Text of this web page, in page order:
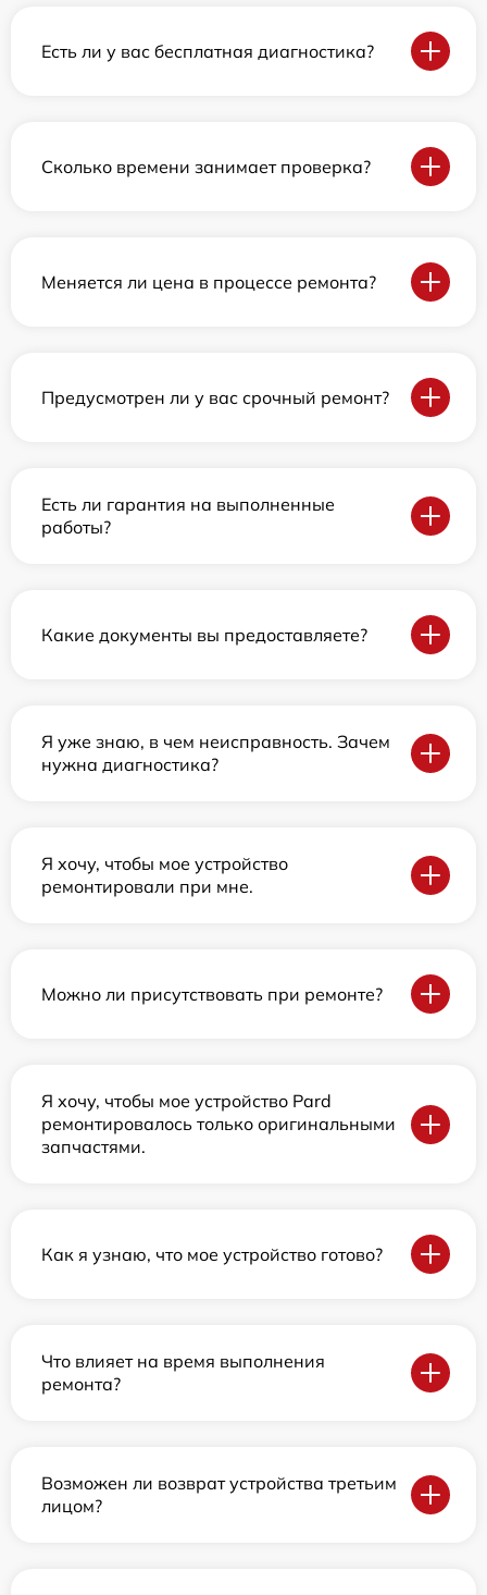
Есть ли у вас бесплатная диагностика?
Сколько времени занимает проверка?
Меняется ли цена в процессе ремонта?
Предусмотрен ли у вас срочный ремонт?
Есть ли гарантия на выполненные
работы?
Какие документы вы предоставляете?
Я уже знаю, в чем неисправность. Зачем
нужна диагностика?
Я хочу, чтобы мое устройство
ремонтировали при мне.
Можно ли присутствовать при ремонте?
Я хочу, чтобы мое устройство Pard
ремонтировалось только оригинальными
запчастями.
Как я узнаю, что мое устройство готово?
Что влияет на время выполнения
ремонта?
Возможен ли возврат устройства третьим
лицом?